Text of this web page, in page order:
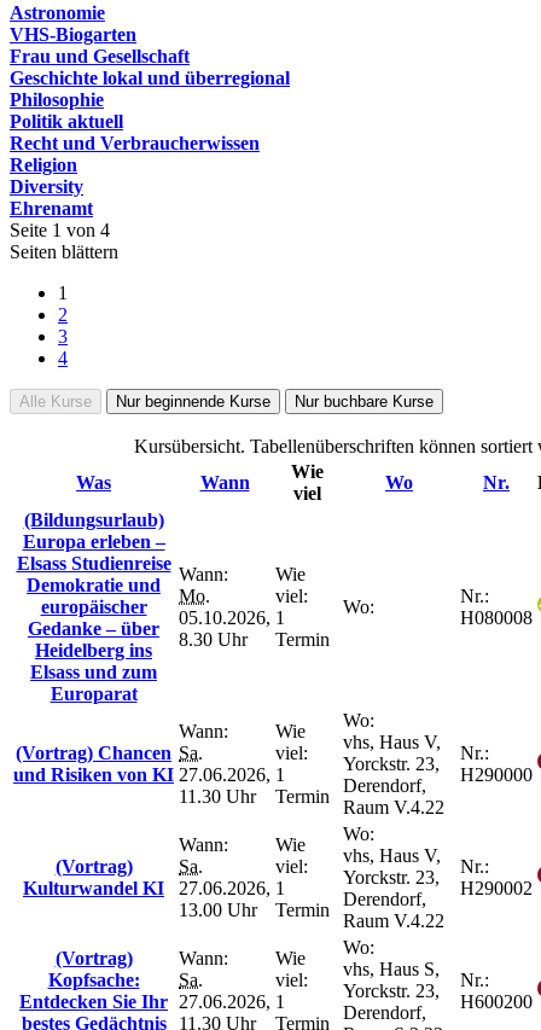
Astronomie
VHS-Biogarten
Frau und Gesellschaft
Geschichte lokal und überregional
Philosophie
Politik aktuell
Recht und Verbraucherwissen
Religion
Diversity
Ehrenamt
Seite 1 von 4
Seiten blättern
1
2
3
4
Alle Kurse Nur beginnende Kurse Nur buchbare Kurse
Kursübersicht. Tabellenüberschriften können sortiert
Was
Wann
Wie
viel
Wo Nr.
(Bildungsurlaub)
Europa erleben –
Elsass Studienreise
Demokratie und
europäischer
Gedanke – über
Heidelberg ins
Elsass und zum
Europarat
Wann:
Mo.
05.10.2026,
8.30 Uhr
Wie
viel:
1
Termin
Wo:
Nr.:
H080008
(Vortrag) Chancen
und Risiken von KI
Wann:
Sa.
27.06.2026,
11.30 Uhr
Wie
viel:
1
Termin
Wo:
vhs, Haus V,
Yorckstr. 23,
Derendorf,
Raum V.4.22
Nr.:
H290000
(Vortrag)
Kulturwandel KI
Wann:
Sa.
27.06.2026,
13.00 Uhr
Wie
viel:
1
Termin
Wo:
vhs, Haus V,
Yorckstr. 23,
Derendorf,
Raum V.4.22
Nr.:
H290002
(Vortrag)
Kopfsache:
Entdecken Sie Ihr
bestes Gedächtnis
Wann:
Sa.
27.06.2026,
11.30 Uhr
Wie
viel:
1
Termin
Wo:
vhs, Haus S,
Yorckstr. 23,
Derendorf,
Nr.:
H600200